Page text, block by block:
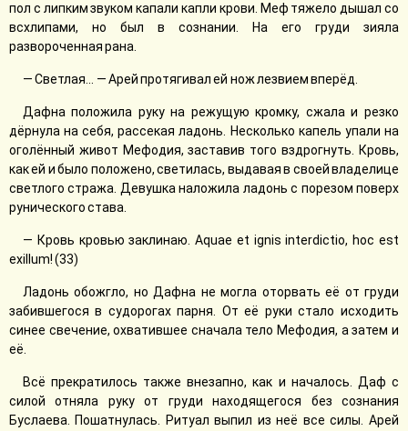
пол с липким звуком капали капли крови. Меф тяжело дышал со
всхлипами, но был в сознании. На его груди зияла
развороченная рана.
— Светлая... — Арей протягивал ей нож лезвием вперёд.
Дафна положила руку на режущую кромку, сжала и резко
дёрнула на себя, рассекая ладонь. Несколько капель упали на
оголённый живот Мефодия, заставив того вздрогнуть. Кровь,
как ей и было положено, светилась, выдавая в своей владелице
светлого стража. Девушка наложила ладонь с порезом поверх
рунического става.
— Кровь кровью заклинаю. Aquae et ignis interdictio, hoc est
exillum! (33)
Ладонь обожгло, но Дафна не могла оторвать её от груди
забившегося в судорогах парня. От её руки стало исходить
синее свечение, охватившее сначала тело Мефодия, а затем и
её.
Всё прекратилось также внезапно, как и началось. Даф с
силой отняла руку от груди находящегося без сознания
Буслаева. Пошатнулась. Ритуал выпил из неё все силы. Арей